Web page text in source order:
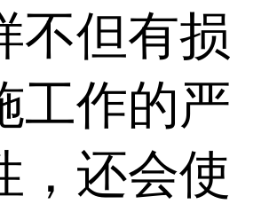
不但有损
工作的严
，还会使